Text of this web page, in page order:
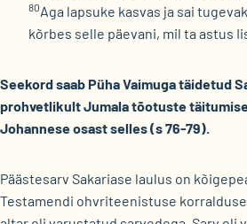
80Aga lapsuke kasvas ja sai
kõrbes selle päevani, mil ta astus
Seekord saab Püha Vaimuga täidetud
prohvetlikult Jumala tõotuste
Johannese osast selles (s 76-79).
Päästesarv Sakariase laulus on
Testamendi ohvriteenistuse korralduse